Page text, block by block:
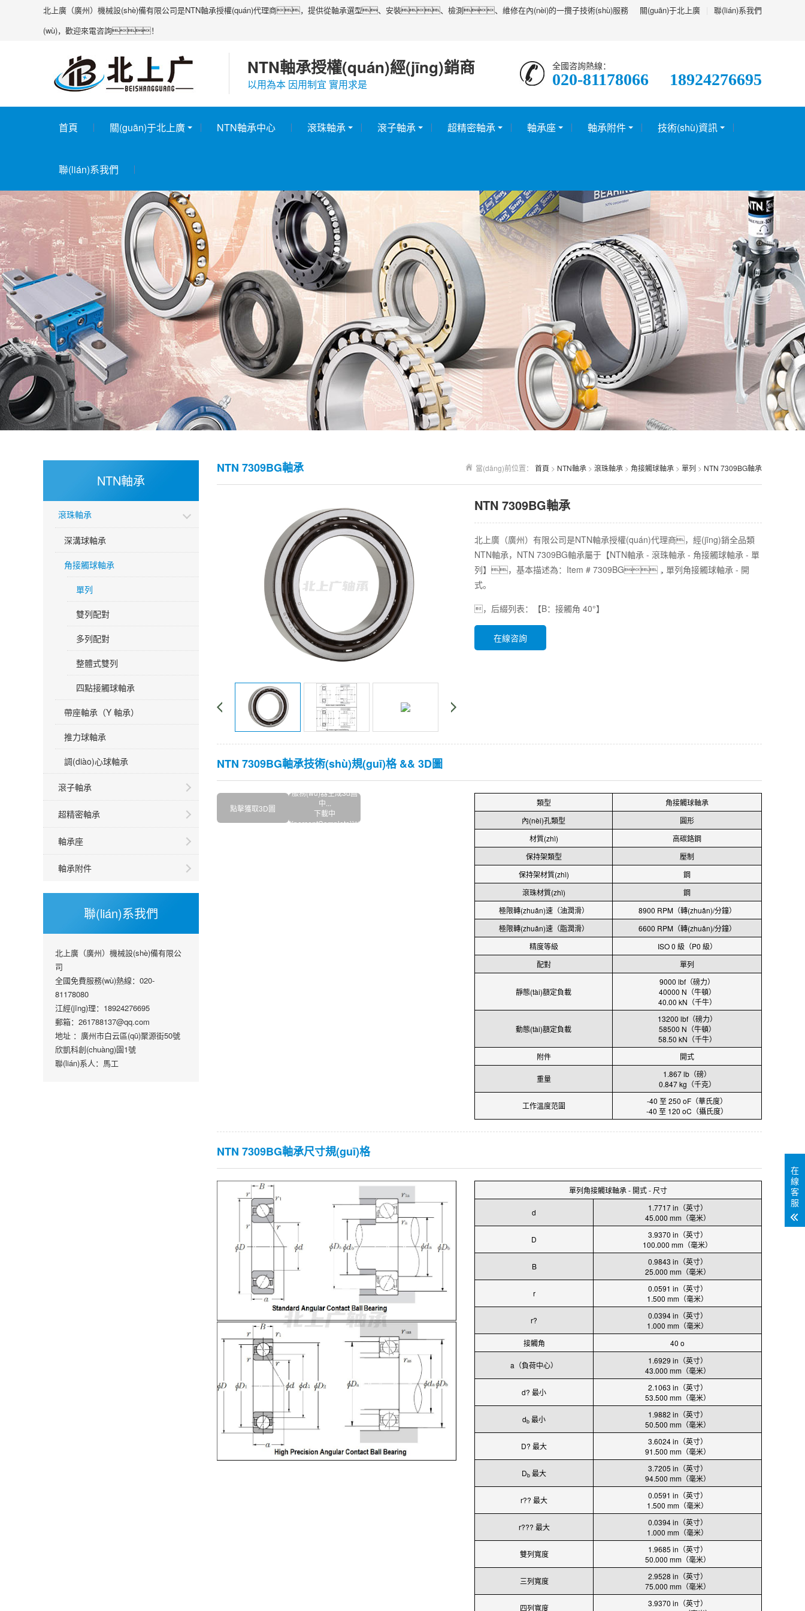
關(guān)于北上廣 聯(lián)系我們
北上廣（廣州）機械設(shè)備有限公司是NTN軸承授權(quán)代理商，提供從軸承選型、安裝、檢測、維修在內(nèi)的一攬子技術(shù)服務
(wù)，歡迎來電咨詢！
NTN軸承授權(quán)經(jīng)銷商
以用為本 因用制宜 實用求是
全國咨詢熱線：
020-81178066 18924276695
首頁 關(guān)于北上廣 NTN軸承中心 滾珠軸承 滾子軸承 超精密軸承 軸承座 軸承附件 技術(shù)資訊
聯(lián)系我們
NTN軸承
滾珠軸承
深溝球軸承
角接觸球軸承
單列
雙列配對
多列配對
整體式雙列
四點接觸球軸承
帶座軸承（Y 軸承）
推力球軸承
調(diào)心球軸承
滾子軸承
超精密軸承
軸承座
軸承附件
聯(lián)系我們
北上廣（廣州）機械設(shè)備有限公
司
全國免費服務(wù)熱線：020-
81178080
江經(jīng)理：18924276695
郵箱：261788137@qq.com
地址 ：廣州市白云區(qū)聚源街50號
欣凱科創(chuàng)園1號
聯(lián)系人：馬工
當(dāng)前位置： 首頁 > NTN軸承 > 滾珠軸承 > 角接觸球軸承 > 單列 > NTN 7309BG軸承
NTN 7309BG軸承
NTN 7309BG軸承
北上廣（廣州）有限公司是NTN軸承授權(quán)代理商，經(jīng)銷全品類
NTN軸承，NTN 7309BG軸承屬于【NTN軸承 - 滾珠軸承 - 角接觸球軸承 - 單
列】，基本描述為：Item # 7309BG，單列角接觸球軸承 - 開
式。
，后綴列表：【B：接觸角 40°】
在線咨詢
NTN 7309BG軸承技術(shù)規(guī)格 && 3D圖
點擊獲取3D圖
服務(wù)器生成3d圖
中...
下載中
{{percentComplete}}%
類型
角接觸球軸承
內(nèi)孔類型
圓形
材質(zhì)
高碳鉻鋼
保持架類型
壓制
保持架材質(zhì)
鋼
滾珠材質(zhì)
鋼
極限轉(zhuǎn)速（油潤滑）
8900 RPM（轉(zhuǎn)/分鐘）
極限轉(zhuǎn)速（脂潤滑）
6600 RPM（轉(zhuǎn)/分鐘）
精度等級
ISO 0 級（P0 級）
配對
單列
靜態(tài)額定負載
9000 lbf（磅力）
40000 N（牛頓）
40.00 kN（千牛）
動態(tài)額定負載
13200 lbf（磅力）
58500 N（牛頓）
58.50 kN（千牛）
附件
開式
重量
1.867 lb（磅）
0.847 kg（千克）
工作溫度范圍
-40 至 250 oF（華氏度）
-40 至 120 oC（攝氏度）
NTN 7309BG軸承尺寸規(guī)格
單列角接觸球軸承 - 開式 - 尺寸
d
1.7717 in（英寸）
45.000 mm（毫米）
D
3.9370 in（英寸）
100.000 mm（毫米）
B
0.9843 in（英寸）
25.000 mm（毫米）
r
0.0591 in（英寸）
1.500 mm（毫米）
r?
0.0394 in（英寸）
1.000 mm（毫米）
接觸角
40 o
a（負荷中心）
1.6929 in（英寸）
43.000 mm（毫米）
d? 最小
2.1063 in（英寸）
53.500 mm（毫米）
db 最小
1.9882 in（英寸）
50.500 mm（毫米）
D? 最大
3.6024 in（英寸）
91.500 mm（毫米）
Db 最大
3.7205 in（英寸）
94.500 mm（毫米）
r?? 最大
0.0591 in（英寸）
1.500 mm（毫米）
r??? 最大
0.0394 in（英寸）
1.000 mm（毫米）
雙列寬度
1.9685 in（英寸）
50.000 mm（毫米）
三列寬度
2.9528 in（英寸）
75.000 mm（毫米）
四列寬度
3.9370 in（英寸）
在
線
客
服